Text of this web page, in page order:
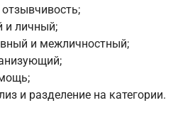
и личный;
и межличностный;
и разделение на категории.